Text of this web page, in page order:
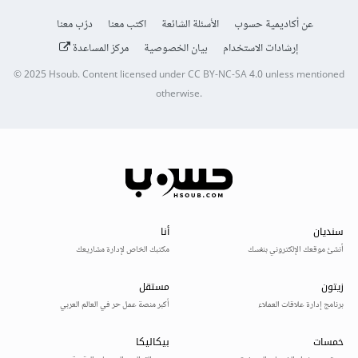
عن أكاديمية حسوب الأسئلة الشائعة اكتب معنا
درّب معنا
إرشادات الاستخدام
بيان الخصوصية مركز المساعدة
© 2025Hsoub.Content licensed underCC BY-NC-SA 4.0unless mentioned
otherwise.